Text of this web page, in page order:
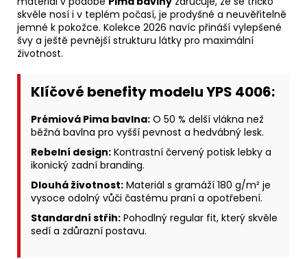
skvěle nosí i v teplém počasí, je prodyšné a neuvěřitelně
jemné k pokožce. Kolekce 2026 navíc přináší vylepšené
švy a ještě pevnější strukturu látky pro maximální
životnost.
Klíčové benefity modelu YPS 4006:
Prémiová Pima bavlna: O 50 % delší vlákna než
běžná bavlna pro vyšší pevnost a hedvábný lesk.
Rebelní design: Kontrastní červený potisk lebky a
ikonický zadní branding.
Dlouhá životnost: Materiál s gramáží 180 g/m² je
vysoce odolný vůči častému praní a opotřebení.
Standardní střih: Pohodlný regular fit, který skvěle
sedí a zdůrazní postavu.